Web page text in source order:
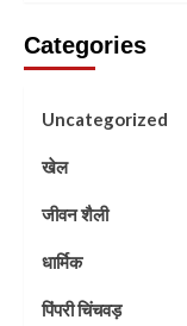
Categories
Uncategorized
खेल
जीवन शैली
धार्मिक
पिंपरी चिंचवड़